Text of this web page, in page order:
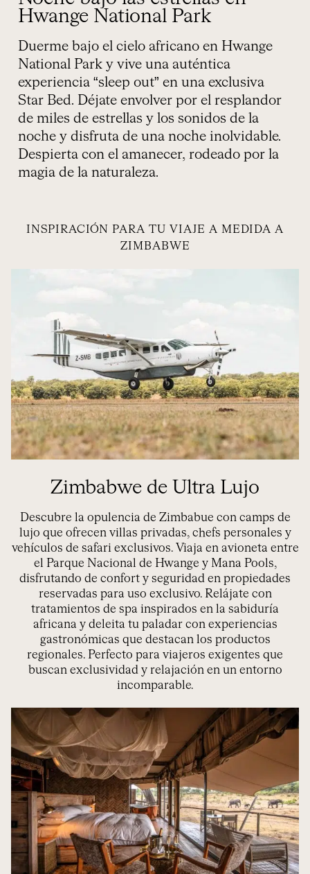
Hwange National Park
Duerme bajo el cielo africano en Hwange
National Park y vive una auténtica
experiencia “sleep out” en una exclusiva
Star Bed. Déjate envolver por el resplandor
de miles de estrellas y los sonidos de la
noche y disfruta de una noche inolvidable.
Despierta con el amanecer, rodeado por la
magia de la naturaleza.
INSPIRACIÓN PARA TU VIAJE A MEDIDA A
ZIMBABWE
Zimbabwe de Ultra Lujo
Descubre la opulencia de Zimbabue con camps de
lujo que ofrecen villas privadas, chefs personales y
vehículos de safari exclusivos. Viaja en avioneta entre
el Parque Nacional de Hwange y Mana Pools,
disfrutando de confort y seguridad en propiedades
reservadas para uso exclusivo. Relájate con
tratamientos de spa inspirados en la sabiduría
africana y deleita tu paladar con experiencias
gastronómicas que destacan los productos
regionales. Perfecto para viajeros exigentes que
buscan exclusividad y relajación en un entorno
incomparable.